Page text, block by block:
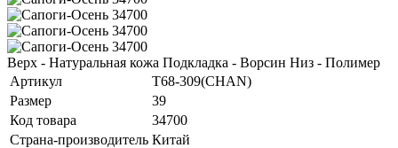
Верх - Натуральная кожа Подкладка - Ворсин Низ - Полимер
Артикул
T68-309(CHAN)
Размер
39
Код товара
34700
Страна-производитель Китай